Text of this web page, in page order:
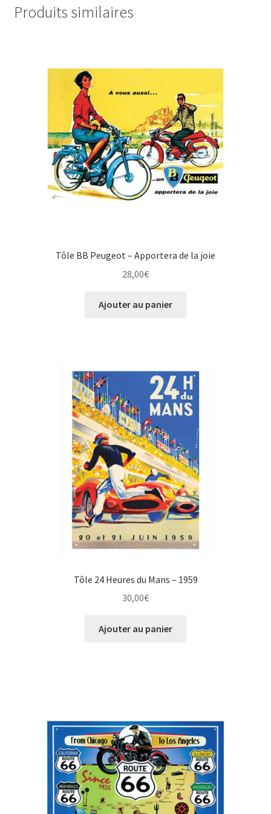
Produits similaires
Tôle BB Peugeot – Apportera de la joie
28,00€
Ajouter au panier
Tôle 24 Heures du Mans – 1959
30,00€
Ajouter au panier